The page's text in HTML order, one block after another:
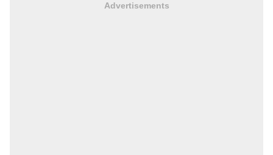
Advertisements